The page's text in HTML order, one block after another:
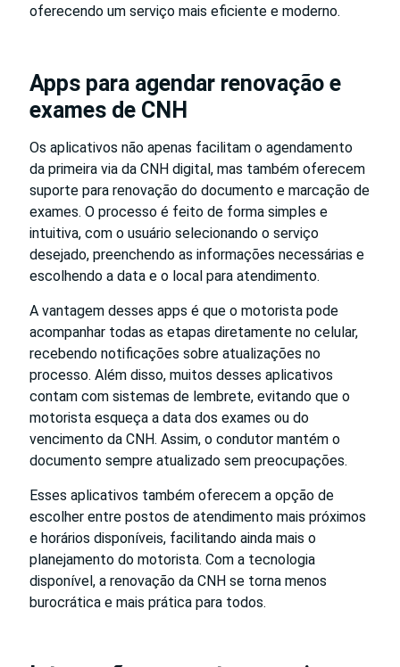
oferecendo um serviço mais eficiente e moderno.
Apps para agendar renovação e
exames de CNH
Os aplicativos não apenas facilitam o agendamento
da primeira via da CNH digital, mas também oferecem
suporte para renovação do documento e marcação de
exames. O processo é feito de forma simples e
intuitiva, com o usuário selecionando o serviço
desejado, preenchendo as informações necessárias e
escolhendo a data e o local para atendimento.
A vantagem desses apps é que o motorista pode
acompanhar todas as etapas diretamente no celular,
recebendo notificações sobre atualizações no
processo. Além disso, muitos desses aplicativos
contam com sistemas de lembrete, evitando que o
motorista esqueça a data dos exames ou do
vencimento da CNH. Assim, o condutor mantém o
documento sempre atualizado sem preocupações.
Esses aplicativos também oferecem a opção de
escolher entre postos de atendimento mais próximos
e horários disponíveis, facilitando ainda mais o
planejamento do motorista. Com a tecnologia
disponível, a renovação da CNH se torna menos
burocrática e mais prática para todos.